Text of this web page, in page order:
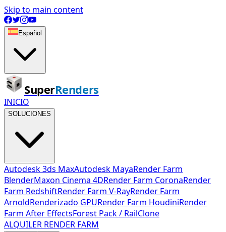
Skip to main content
Español
SuperRenders
INICIO
SOLUCIONES
Autodesk 3ds MaxAutodesk MayaRender Farm
BlenderMaxon Cinema 4DRender Farm CoronaRender
Farm RedshiftRender Farm V-RayRender Farm
ArnoldRenderizado GPURender Farm HoudiniRender
Farm After EffectsForest Pack / RailClone
ALQUILER RENDER FARM